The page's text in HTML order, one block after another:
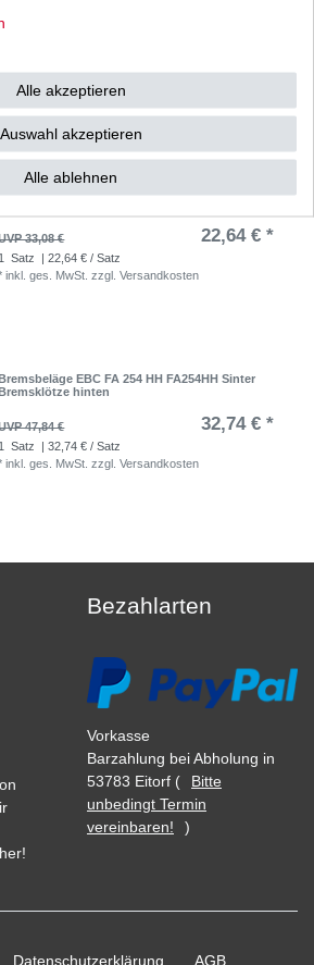
Satz | 28,72 € / Satz
inkl. ges. MwSt.zzgl.Versandkosten
33,08 € 22,64 € *
1 Satz
| 22,64 € / Satz
inkl. ges. MwSt. zzgl.Versandkosten
EBC FA 254 HH FA254HH Sinter
hinten
47,84 € 32,74 € *
1 Satz
| 32,74 € / Satz
inkl. ges. MwSt. zzgl.Versandkosten
Bezahlarten
Vorkasse
Barzahlung bei Abholung in
53783 Eitorf (
Bitte
unbedingt Termin
vereinbaren!
)
Daten­schutz­erklärung AGB
Alle akzeptieren
Auswahl akzeptieren
Alle ablehnen